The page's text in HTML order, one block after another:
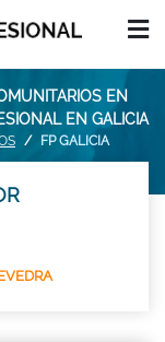
EN
EN GALICIA
FP GALICIA